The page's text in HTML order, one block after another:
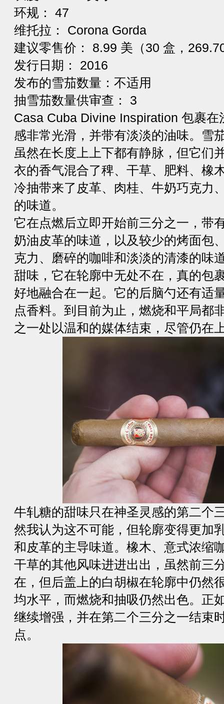
环规： 47
维托拉： Corona Gorda
建议零售价： 8.99 美（30 盒，
发行日期： 2016
发布的雪茄数量：不适用
抽雪茄数量供审查： 3
Casa Cuba Divine Inspiration 包裹
感非常光滑，并带有淡淡的油味。雪
虽然在长度上上下都有静脉，但它们
衣的香气混合了稗、干草、肥料、橡
冷抽带来了皮革、肉桂、牛奶巧克力
的味道。
它在点燃后立即开始前三分之一，带
奶油皮革的味道，以及较少的烤面包
克力、磨碎的咖啡和淡淡的清漆的味
甜味，它在轮廓中无处不在，真的包
好地融合在一起。它的后脑勺还有适
点香料。到目前为止，燃烧和平局都
之一处以温和的媒体结束，尽管仍在
牛轧糖的甜味只在神圣灵感的第二个
然我认为这不可能，但轮廓变得更加
和皮革的主导味道。橡木、意式浓缩
干草的其他风味进进出出，虽然前三
在，但后盖上的白胡椒在轮廓中仍然
均水平，而燃烧和抽吸仍然出色。正
继续增强，并在第二个三分之一结束
点。